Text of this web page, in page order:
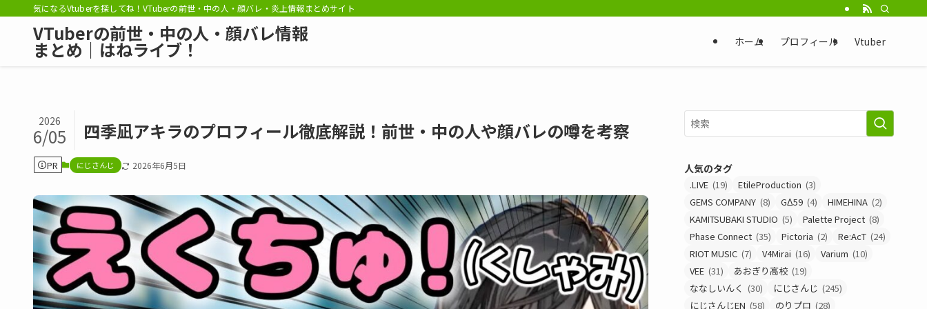
気になるVtuberを探してね！VTuberの前世・中の人・顔バレ・炎上情報まとめサイト
VTuberの前世・中の人・顔バレ情報
まとめ｜はねライブ！ ホーム プロフィール Vtuber
四季凪アキラのプロフィール徹底解説！前世・中の人や顔バレの噂を考察
2026
6/05
PR にじさんじ 2026年6月5日 人気のタグ
.LIVE (19) EtileProduction (3)
GEMS COMPANY (8) GΔ59 (4) HIMEHINA (2)
KAMITSUBAKI STUDIO (5) Palette Project (8)
Phase Connect (35) Pictoria (2) Re:AcT (24)
RIOT MUSIC (7) V4Mirai (16) Varium (10)
VEE (31) あおぎり高校 (19)
ななしいんく (30) にじさんじ (245)
にじさんじEN (58) のりプロ (28)